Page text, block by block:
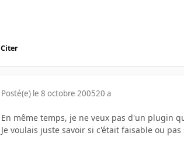
Citer
Posté(e) le 8 octobre 200520 a
En même temps, je ne veux pas d'un plugin
Je voulais juste savoir si c'était faisable ou